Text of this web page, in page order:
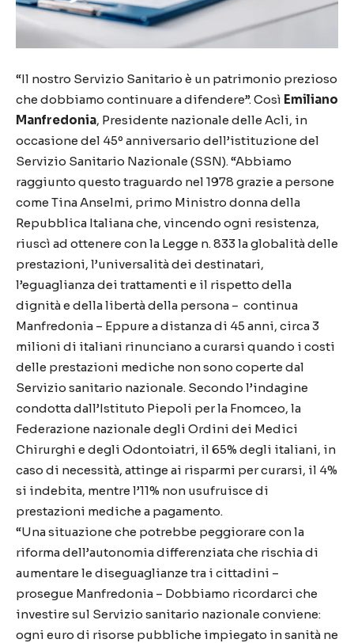
“Il nostro Servizio Sanitario è un patrimonio prezioso
che dobbiamo continuare a difendere”. Così Emiliano
Manfredonia, Presidente nazionale delle Acli, in
occasione del 45º anniversario dell’istituzione del
Servizio Sanitario Nazionale (SSN). “Abbiamo
raggiunto questo traguardo nel 1978 grazie a persone
come Tina Anselmi, primo Ministro donna della
Repubblica Italiana che, vincendo ogni resistenza,
riuscì ad ottenere con la Legge n. 833 la globalità delle
prestazioni, l’universalità dei destinatari,
l’eguaglianza dei trattamenti e il rispetto della
dignità e della libertà della persona – continua
Manfredonia – Eppure a distanza di 45 anni, circa 3
milioni di italiani rinunciano a curarsi quando i costi
delle prestazioni mediche non sono coperte dal
Servizio sanitario nazionale. Secondo l’indagine
condotta dall’Istituto Piepoli per la Fnomceo, la
Federazione nazionale degli Ordini dei Medici
Chirurghi e degli Odontoiatri, il 65% degli italiani, in
caso di necessità, attinge ai risparmi per curarsi, il 4%
si indebita, mentre l’11% non usufruisce di
prestazioni mediche a pagamento.
“Una situazione che potrebbe peggiorare con la
riforma dell’autonomia differenziata che rischia di
aumentare le diseguaglianze tra i cittadini –
prosegue Manfredonia – Dobbiamo ricordarci che
investire sul Servizio sanitario nazionale conviene:
ogni euro di risorse pubbliche impiegato in sanità ne